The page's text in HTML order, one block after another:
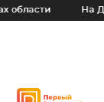
На Дону